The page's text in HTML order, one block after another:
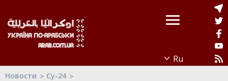
Новости Су-24